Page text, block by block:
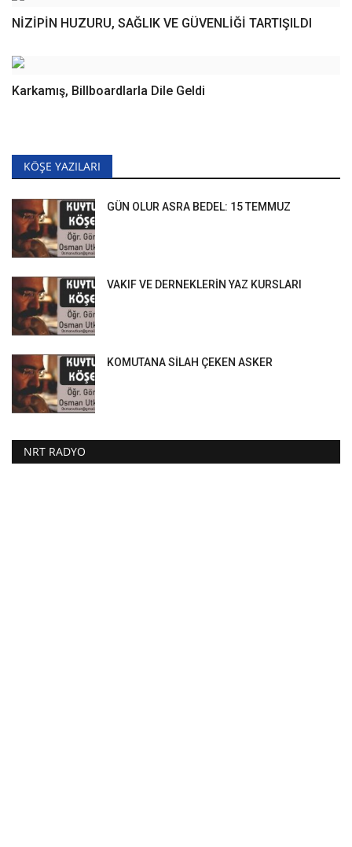
NİZİPİN HUZURU, SAĞLIK VE GÜVENLİĞİ TARTIŞILDI
Karkamış, Billboardlarla Dile Geldi
KÖŞE YAZILARI
GÜN OLUR ASRA BEDEL: 15 TEMMUZ
VAKIF VE DERNEKLERİN YAZ KURSLARI
KOMUTANA SİLAH ÇEKEN ASKER
NRT RADYO